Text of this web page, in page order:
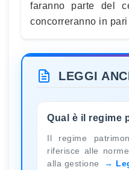
faranno parte del
concorreranno in
LEGGI
Qual è il regime
Il regime
riferisce alle
alla gestione